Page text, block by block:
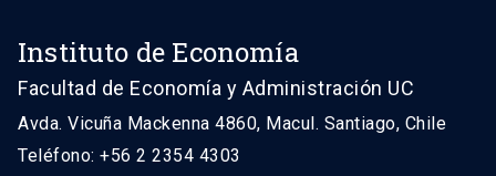
Instituto de Economía
Facultad de Economía y Administración UC
Avda. Vicuña Mackenna 4860, Macul. Santiago, Chile
Teléfono: +56 2 2354 4303